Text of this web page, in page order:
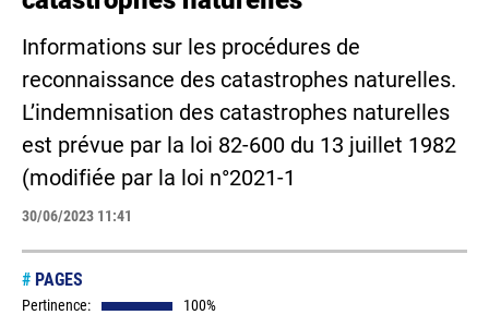
Informations sur les procédures de
reconnaissance des catastrophes naturelles.
L’indemnisation des catastrophes naturelles
est prévue par la loi 82-600 du 13 juillet 1982
(modifiée par la loi n°2021-1
30/06/2023 11:41
# PAGES
Pertinence: 100%